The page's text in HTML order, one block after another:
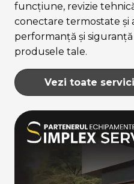
funcțiune, revizie
conectare termostate și
performanță și
produsele tale.
Vezi toate